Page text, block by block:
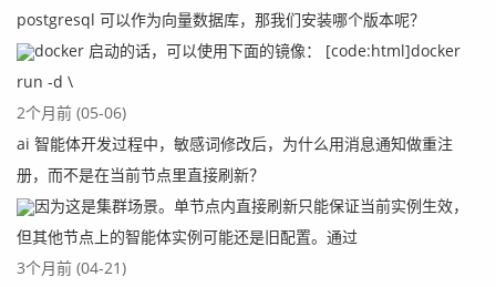
postgresql 可以作为向量数据库，那我们安装哪个版本呢？
docker 启动的话，可以使用下面的镜像： [code:html]docker
run -d \
2个月前 (05-06)
ai 智能体开发过程中，敏感词修改后，为什么用消息通知做重注
册，而不是在当前节点里直接刷新？
因为这是集群场景。单节点内直接刷新只能保证当前实例生效，
但其他节点上的智能体实例可能还是旧配置。通过
3个月前 (04-21)